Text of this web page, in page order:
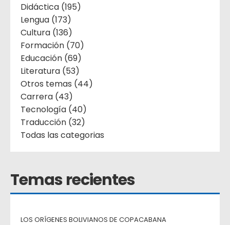
Didáctica (195)
Lengua (173)
Cultura (136)
Formación (70)
Educación (69)
Literatura (53)
Otros temas (44)
Carrera (43)
Tecnología (40)
Traducción (32)
Todas las categorias
Temas recientes
LOS ORÍGENES BOLIVIANOS DE COPACABANA